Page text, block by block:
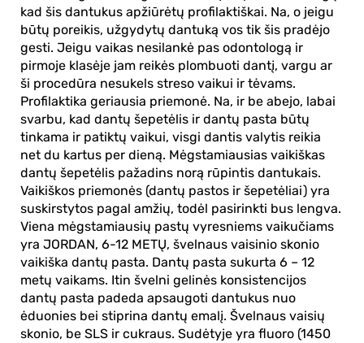
kad šis dantukus apžiūrėtų profilaktiškai. Na, o jeigu
būtų poreikis, užgydytų dantuką vos tik šis pradėjo
gesti. Jeigu vaikas nesilankė pas odontologą ir
pirmoje klasėje jam reikės plombuoti dantį, vargu ar
ši procedūra nesukels streso vaikui ir tėvams.
Profilaktika geriausia priemonė. Na, ir be abejo, labai
svarbu, kad dantų šepetėlis ir dantų pasta būtų
tinkama ir patiktų vaikui, visgi dantis valytis reikia
net du kartus per dieną. Mėgstamiausias vaikiškas
dantų šepetėlis pažadins norą rūpintis dantukais.
Vaikiškos priemonės (dantų pastos ir šepetėliai) yra
suskirstytos pagal amžių, todėl pasirinkti bus lengva.
Viena mėgstamiausių pastų vyresniems vaikučiams
yra JORDAN, 6-12 METŲ, švelnaus vaisinio skonio
vaikiška dantų pasta. Dantų pasta sukurta 6 – 12
metų vaikams. Itin švelni gelinės konsistencijos
dantų pasta padeda apsaugoti dantukus nuo
ėduonies bei stiprina dantų emalį. Švelnaus vaisių
skonio, be SLS ir cukraus. Sudėtyje yra fluoro (1450